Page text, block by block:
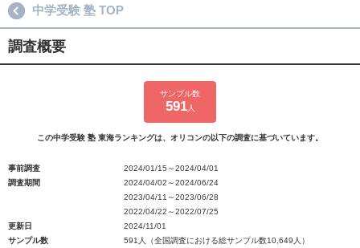
中学受験 塾 TOP
調査概要
サンプル数
591人
この中学受験 塾 東海ランキングは、オリコンの以下の調査に基づいています。
事前調査
2024/01/15～2024/04/01
調査期間
2024/04/02～2024/06/24
2023/04/11～2023/06/28
2022/04/22～2022/07/25
更新日
2024/11/01
サンプル数
591人（全国調査における総サンプル数10,649人）